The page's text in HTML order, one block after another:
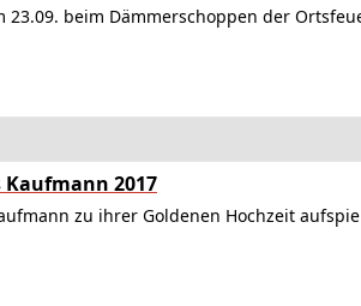
beim Dämmerschoppen der
2017
zu ihrer Goldenen Hochzeit